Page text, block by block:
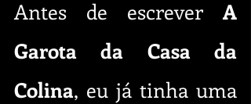
Antes de escrever A
Garota da Casa da
Colina, eu já tinha uma